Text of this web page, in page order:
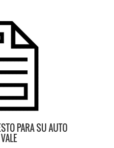
PARA SU AUTO